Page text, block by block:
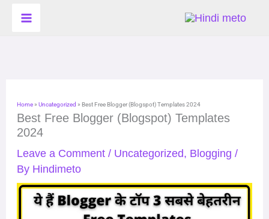
Home» Uncategorized » Best Free Blogger (Blogspot) Templates 2024
Best Free Blogger (Blogspot) Templates
2024
Leave a Comment / Uncategorized, Blogging /
By Hindimeto